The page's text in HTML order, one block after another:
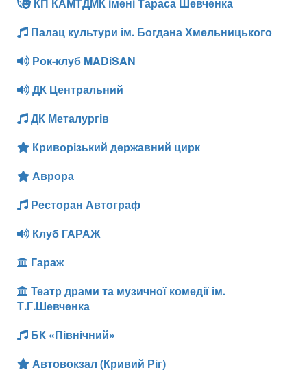
Палац культури ім. Богдана Хмельницького
Рок-клуб MADiSAN
ДК Центральний
ДК Металургів
Криворізький державний цирк
Аврора
Ресторан Автограф
Клуб ГАРАЖ
Гараж
Театр драми та музичної комедії ім.
Т.Г.Шевченка
БК «Північний»
Автовокзал (Кривий Ріг)